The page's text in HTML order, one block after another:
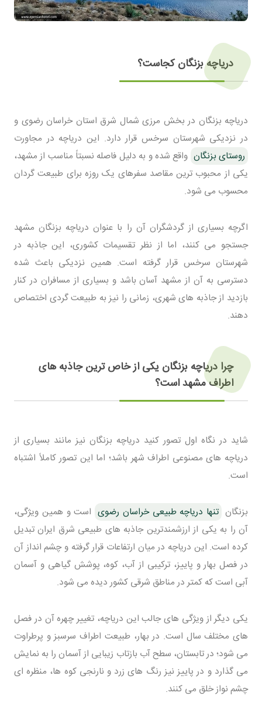
دریاچه بزنگان کجاست؟
دریاچه بزنگان در بخش مرزی شمال شرق استان خراسان رضوی و
در نزدیکی شهرستان سرخس قرار دارد. این دریاچه در مجاورت
روستای بزنگان واقع شده و به دلیل فاصله نسبتاً مناسب از مشهد،
یکی از محبوب ترین مقاصد سفرهای یک روزه برای طبیعت گردان
محسوب می شود.
اگرچه بسیاری از گردشگران آن را با عنوان دریاچه بزنگان مشهد
جستجو می کنند، اما از نظر تقسیمات کشوری، این جاذبه در
شهرستان سرخس قرار گرفته است. همین نزدیکی باعث شده
دسترسی به آن از مشهد آسان باشد و بسیاری از مسافران در کنار
بازدید از جاذبه های شهری، زمانی را نیز به طبیعت گردی اختصاص
دهند.
چرا دریاچه بزنگان یکی از خاص ترین جاذبه های
اطراف مشهد است؟
شاید در نگاه اول تصور کنید دریاچه بزنگان نیز مانند بسیاری از
دریاچه های مصنوعی اطراف شهر باشد؛ اما این تصور کاملاً اشتباه
است.
بزنگان تنها دریاچه طبیعی خراسان رضوی است و همین ویژگی،
آن را به یکی از ارزشمندترین جاذبه های طبیعی شرق ایران تبدیل
کرده است. این دریاچه در میان ارتفاعات قرار گرفته و چشم انداز آن
در فصل بهار و پاییز، ترکیبی از آب، کوه، پوشش گیاهی و آسمان
آبی است که کمتر در مناطق شرقی کشور دیده می شود.
یکی دیگر از ویژگی های جالب این دریاچه، تغییر چهره آن در فصل
های مختلف سال است. در بهار، طبیعت اطراف سرسبز و پرطراوت
می شود؛ در تابستان، سطح آب بازتاب زیبایی از آسمان را به نمایش
می گذارد و در پاییز نیز رنگ های زرد و نارنجی کوه ها، منظره ای
چشم نواز خلق می کنند.